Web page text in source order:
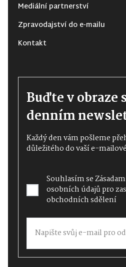
Mediální partnerství
Zpravodajství do e-mailu
Kontakt
Buďte v obraze
denním
Každý den vám pošleme
důležitého do vaší e-
Souhlasím se
osobních údajůpro
obchodních sdělení